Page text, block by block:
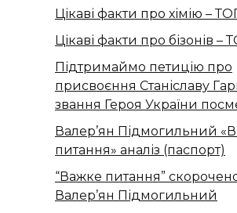
Цікаві факти про хімію –
Цікаві факти про бізонів –
Підтримаймо петицію про
присвоєння Станіславу
звання Героя України
Валер’ян Підмогильний
питання» аналіз (паспорт)
“Важке питання”
Валер’ян Підмогильний